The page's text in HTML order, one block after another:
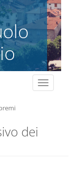
Toggle
navigation
dei